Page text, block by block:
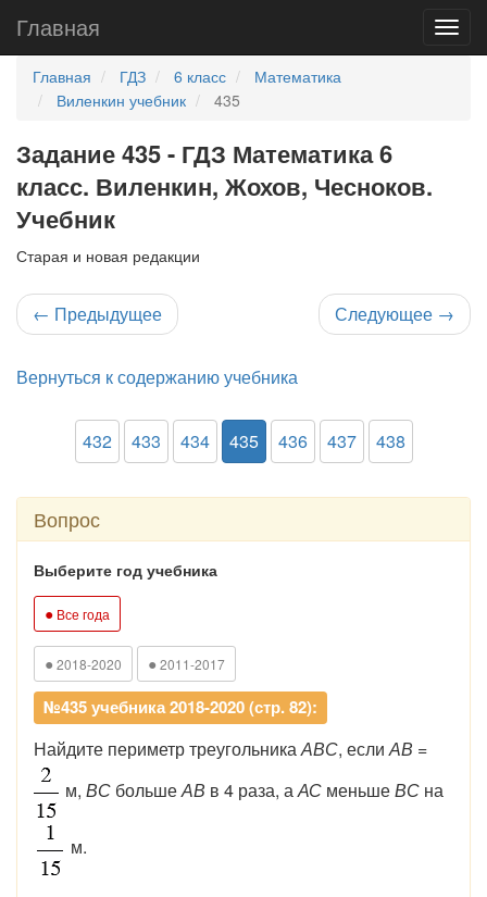
Главная
Главная ГДЗ 6 класс
Математика
Виленкин учебник
435
Задание 435 - ГДЗ Математика 6
класс. Виленкин, Жохов, Чесноков.
Учебник
Старая и новая редакции
← Предыдущее Следующее →
Вернуться к содержанию учебника
432 433 434 435 436 437 438
Вопрос
Выберите год учебника
● Все года
● 2018-2020 ● 2011-2017
№435 учебника 2018-2020 (стр. 82):
Найдите периметр треугольникаАВС, еслиАВ =
м, ВС большеАВ в 4 раза, аАС меньшеВС на
м.